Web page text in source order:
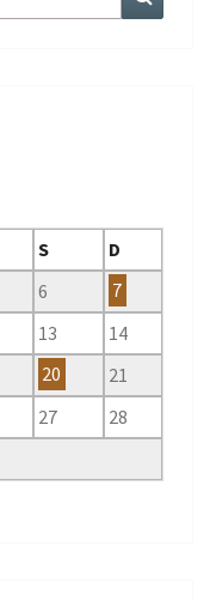
S
D
6
7
13
14
20
21
27
28